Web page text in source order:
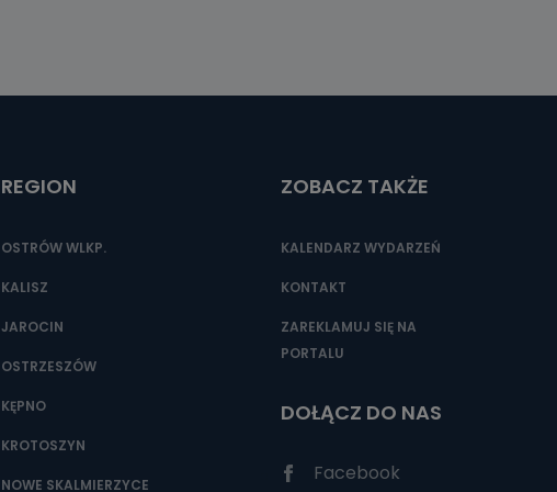
REGION
OSTRÓW WLKP.
KALISZ
JAROCIN
OSTRZESZÓW
KĘPNO
KROTOSZYN
NOWE SKALMIERZYCE
ZOBACZ TAKŻE
KALENDARZ WYDARZEŃ
KONTAKT
ZAREKLAMUJ SIĘ NA
PORTALU
DOŁĄCZ DO NAS
Facebook